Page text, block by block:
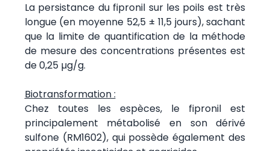
La persistance du fipronil sur les poils est très
longue (en moyenne 52,5 ± 11,5 jours), sachant
que la limite de quantification de la méthode
de mesure des concentrations présentes est
de 0,25 µg/g.
Biotransformation :
Chez toutes les espèces, le fipronil est
principalement métabolisé en son dérivé
sulfone (RM1602), qui possède également des